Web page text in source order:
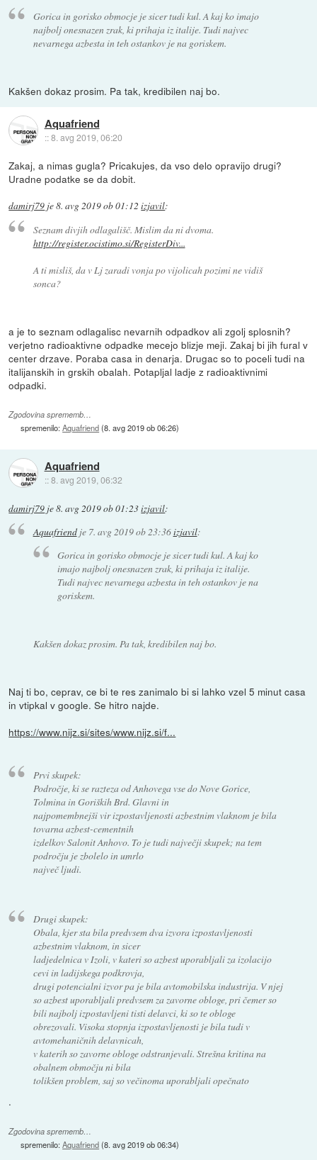
Gorica in gorisko obmocje je sicer tudi kul. A kaj ko imajo
najbolj onesnazen zrak, ki prihaja iz italije. Tudi najvec
nevarnega azbesta in teh ostankov je na goriskem.
Kakšen dokaz prosim. Pa tak, kredibilen naj bo.
Aquafriend
::8. avg 2019, 06:20
Zakaj, a nimas gugla? Pricakujes, da vso delo opravijo drugi?
Uradne podatke se da dobit.
damirj79 je8. avg 2019 ob 01:12 izjavil:
Seznam divjih odlagališč. Mislim da ni dvoma.
http://register.ocistimo.si/RegisterDiv...
A ti misliš, da v Lj zaradi vonja po vijolicah pozimi ne vidiš
sonca?
a je to seznam odlagalisc nevarnih odpadkov ali zgolj splosnih?
verjetno radioaktivne odpadke mecejo blizje meji. Zakaj bi jih fural v
center drzave. Poraba casa in denarja. Drugac so to poceli tudi na
italijanskih in grskih obalah. Potapljal ladje z radioaktivnimi
odpadki.
Zgodovina sprememb…
spremenilo:Aquafriend(8. avg 2019 ob 06:26)
Aquafriend
::8. avg 2019, 06:32
damirj79 je8. avg 2019 ob 01:23izjavil:
Aquafriendje 7. avg 2019 ob 23:36izjavil:
Gorica in gorisko obmocje je sicer tudi kul. A kaj ko
imajo najbolj onesnazen zrak, ki prihaja iz italije.
Tudi najvec nevarnega azbesta in teh ostankov je na
goriskem.
Kakšen dokaz prosim. Pa tak, kredibilen naj bo.
Naj ti bo, ceprav, ce bi te res zanimalo bi si lahko vzel 5 minut casa
in vtipkal v google. Se hitro najde.
https://www.nijz.si/sites/www.nijz.si/f...
Prvi skupek:
Področje, ki se razteza od Anhovega vse do Nove Gorice,
Tolmina in Goriških Brd. Glavni in
najpomembnejši vir izpostavljenosti azbestnim vlaknom je bila
tovarna azbest-cementnih
izdelkov Salonit Anhovo. To je tudi največji skupek; na tem
področju je zbolelo in umrlo
največ ljudi.
Drugi skupek:
Obala, kjer sta bila predvsem dva izvora izpostavljenosti
azbestnim vlaknom, in sicer
ladjedelnica v Izoli, v kateri so azbest uporabljali za izolacijo
cevi in ladijskega podkrovja,
drugi potencialni izvor pa je bila avtomobilska industrija. V njej
so azbest uporabljali predvsem za zavorne obloge, pri čemer so
bili najbolj izpostavljeni tisti delavci, ki so te obloge
obrezovali. Visoka stopnja izpostavljenosti je bila tudi v
avtomehaničnih delavnicah,
v katerih so zavorne obloge odstranjevali. Strešna kritina na
obalnem območju ni bila
tolikšen problem, saj so večinoma uporabljali opečnato
.
Zgodovina sprememb…
spremenilo:Aquafriend(8. avg 2019 ob 06:34)